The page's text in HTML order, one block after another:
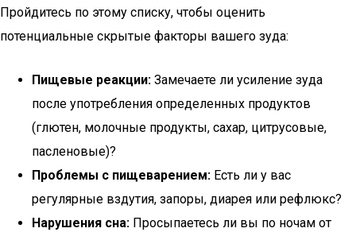
Пройдитесь по этому списку, чтобы оценить
потенциальные скрытые факторы вашего зуда:
Пищевые реакции: Замечаете ли усиление зуда
после употребления определенных продуктов
(глютен, молочные продукты, сахар, цитрусовые,
пасленовые)?
Проблемы с пищеварением: Есть ли у вас
регулярные вздутия, запоры, диарея или рефлюкс?
Нарушения сна: Просыпаетесь ли вы по ночам от